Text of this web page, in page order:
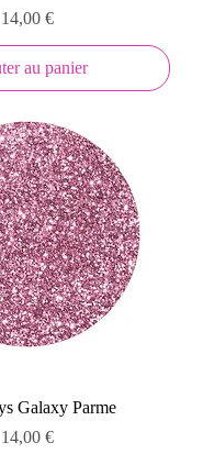
Prix
14,00 €
au panier
Galaxy Parme
Prix
14,00 €